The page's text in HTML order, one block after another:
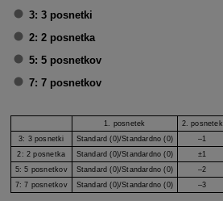
3: 3 posnetki
2: 2 posnetka
5: 5 posnetkov
7: 7 posnetkov
1. posnetek 2. posnetek
3: 3 posnetki Standard (0)/Standardno (0) –1
2:2 posnetka Standard (0)/Standardno (0)
±1
5:5 posnetkov Standard (0)/Standardno (0) –2
7:7 posnetkov Standard (0)/Standardno (0) –3